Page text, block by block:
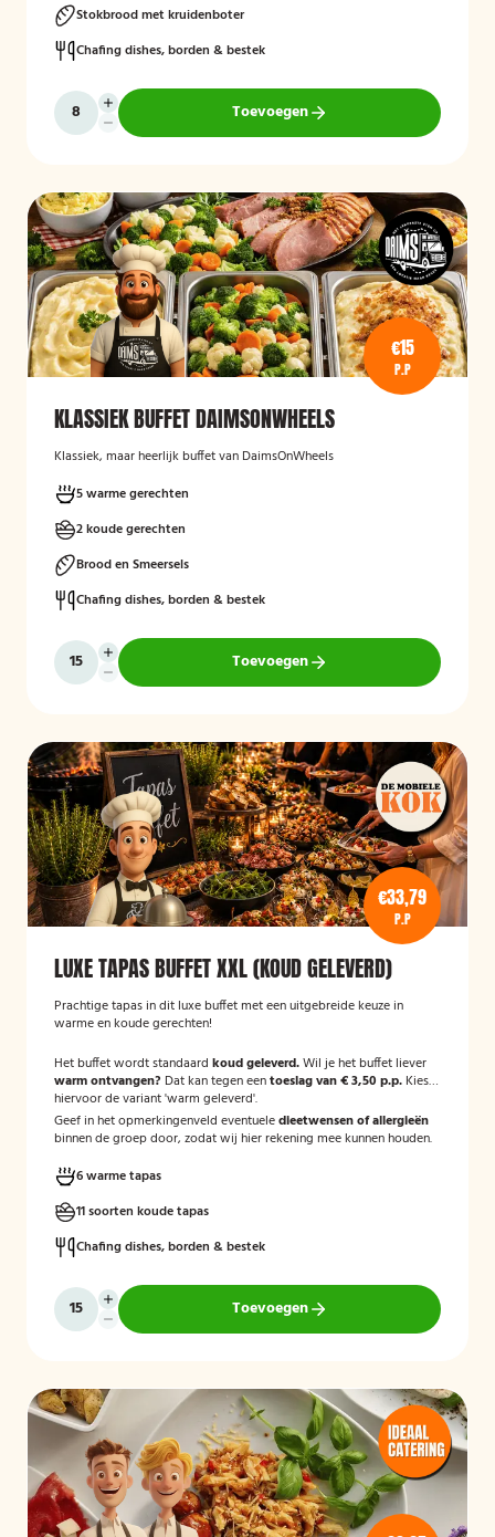
Stokbrood met kruidenboter
Chafing dishes, borden & bestek
Toevoegen
€15
P.P
KLASSIEK BUFFET DAIMSONWHEELS
Klassiek, maar heerlijk buffet van DaimsOnWheels
5 warme gerechten
2 koude gerechten
Brood en Smeersels
Chafing dishes, borden & bestek
Toevoegen
€33,79
P.P
LUXE TAPAS BUFFET XXL (KOUD GELEVERD)
Prachtige tapas in dit luxe buffet met een uitgebreide keuze in
warme en koude gerechten!
Het buffet wordt standaard koud geleverd.Wil je het buffet liever
warm ontvangen? Dat kan tegen eentoeslag van € 3,50 p.p. Kies
hiervoor de variant 'warm geleverd'.
Geef in het opmerkingenveld eventueledieetwensen of allergieën
binnen de groep door, zodat wij hier rekening mee kunnen houden.
6 warme tapas
11 soorten koude tapas
Chafing dishes, borden & bestek
Toevoegen